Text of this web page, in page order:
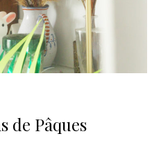
de Pâques